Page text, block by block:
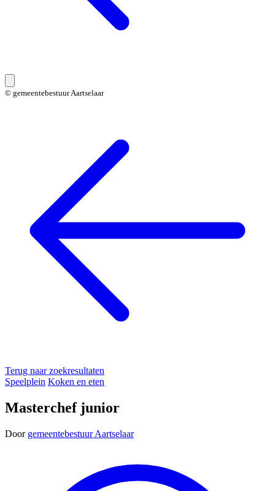
© gemeentebestuur Aartselaar
Terug naar zoekresultaten
Speelplein Koken en eten
Masterchef junior
Door gemeentebestuur Aartselaar